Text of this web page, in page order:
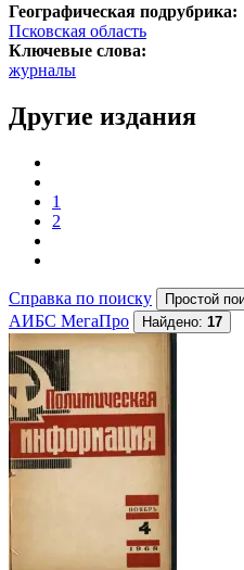
Географическая подрубрика:
Псковская область
Ключевые слова:
журналы
Другие издания
1
2
Справка по поиску
АИБС МегаПро
Найдено: 17